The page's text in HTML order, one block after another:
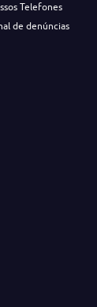
Telefones
de denúncias